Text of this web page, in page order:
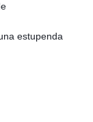
estupenda